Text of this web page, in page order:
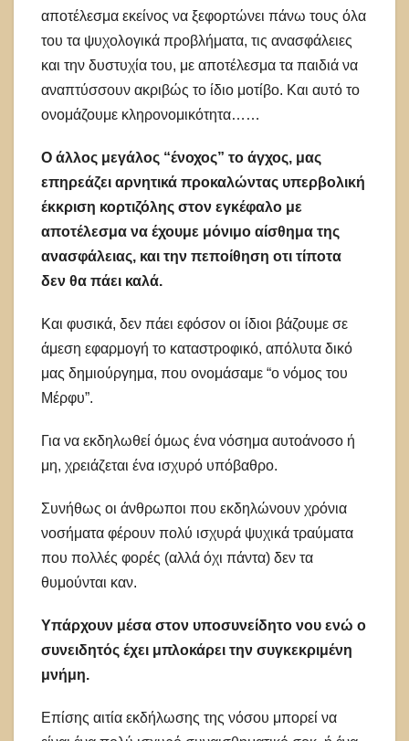
αποτέλεσμα εκείνος να ξεφορτώνει πάνω τους όλα
του τα ψυχολογικά προβλήματα, τις ανασφάλειες
και την δυστυχία του, με αποτέλεσμα τα παιδιά να
αναπτύσσουν ακριβώς το ίδιο μοτίβο. Και αυτό το
ονομάζουμε κληρονομικότητα……
Ο άλλος μεγάλος “ένοχος” το άγχος, μας
επηρεάζει αρνητικά προκαλώντας υπερβολική
έκκριση κορτιζόλης στον εγκέφαλο με
αποτέλεσμα να έχουμε μόνιμο αίσθημα της
ανασφάλειας, και την πεποίθηση οτι τίποτα
δεν θα πάει καλά.
Και φυσικά, δεν πάει εφόσον οι ίδιοι βάζουμε σε
άμεση εφαρμογή το καταστροφικό, απόλυτα δικό
μας δημιούργημα, που ονομάσαμε “ο νόμος του
Μέρφυ”.
Για να εκδηλωθεί όμως ένα νόσημα αυτοάνοσο ή
μη, χρειάζεται ένα ισχυρό υπόβαθρο.
Συνήθως οι άνθρωποι που εκδηλώνουν χρόνια
νοσήματα φέρουν πολύ ισχυρά ψυχικά τραύματα
που πολλές φορές (αλλά όχι πάντα) δεν τα
θυμούνται καν.
Υπάρχουν μέσα στον υποσυνείδητο νου ενώ ο
συνειδητός έχει μπλοκάρει την συγκεκριμένη
μνήμη.
Επίσης αιτία εκδήλωσης της νόσου μπορεί να